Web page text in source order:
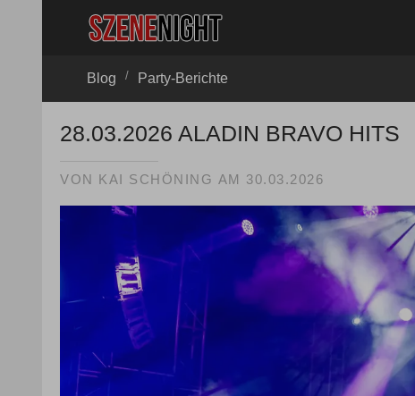
Blog / Party-Berichte
28.03.2026 ALADIN BRAVO HITS
VON KAI SCHÖNING AM 30.03.2026